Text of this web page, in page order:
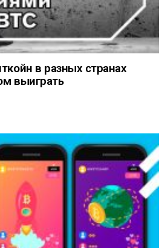
в разных странах
выиграть